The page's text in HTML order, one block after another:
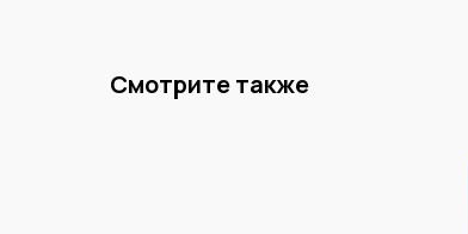
Смотрите также